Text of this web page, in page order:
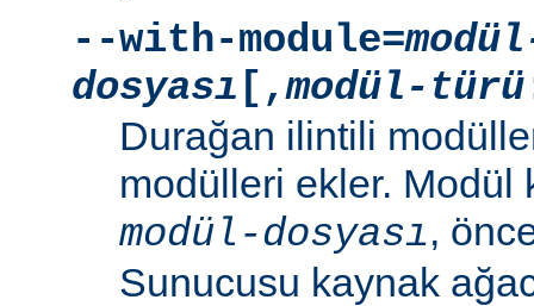
--with-module=
dosyası [,modül-türü
Durağan ilintili
modülleri ekler. Modül
modül-dosyası,
Sunucusu kaynak